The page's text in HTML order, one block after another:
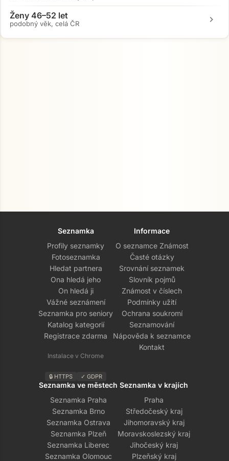
Ženy 46–52 let
podobný věk, celá ČR chevron_right
Seznamka
Profily seznamky
Fotoseznamka
Hledat partnera
Ona hledá jeho
On hledá ji
Vážné seznámení
Seznamka pro seniory
Katalog kategorií
Registrace zdarma
Instalace v Chrome
🔒 HTTPS ✓ GDPR
Informace
O seznamce Známost
Časté otázky
Srovnání seznamek
Slovník pojmů
Známost v číslech
Podmínky užití
Ochrana soukromí
Seznamování
Nápověda k seznamce
Kontakt
Seznamka ve městech
Seznamka Praha
Seznamka Brno
Seznamka Ostrava
Seznamka Plzeň
Seznamka Liberec
Seznamka Olomouc
Seznamka v krajích
Praha
Středočeský kraj
Jihomoravský kraj
Moravskoslezský kraj
Jihočeský kraj
Plzeňský kraj